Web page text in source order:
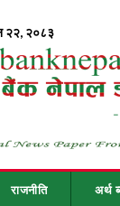
राजनीति अर्थ